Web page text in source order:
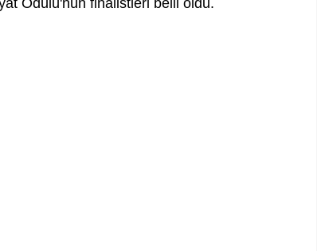
Ödülü'nün finalistleri belli oldu.